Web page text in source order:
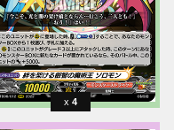
4